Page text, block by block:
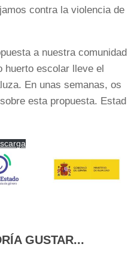
contra la violencia de
a nuestra comunidad
huerto escolar lleve el
En unas semanas, os
esta propuesta. Estad
GUSTAR...